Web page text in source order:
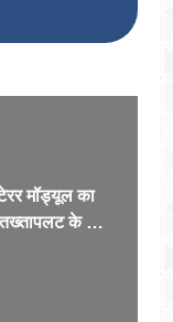
मॉड्यूल का
के बाद